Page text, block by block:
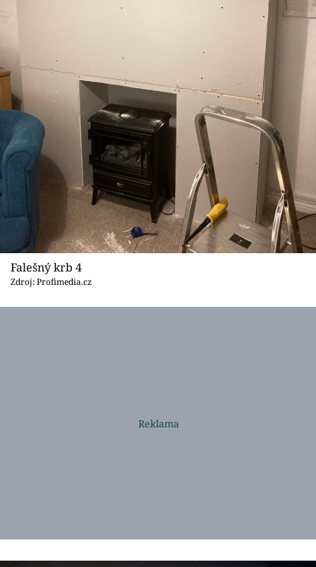
Falešný krb 4
Zdroj: Profimedia.cz